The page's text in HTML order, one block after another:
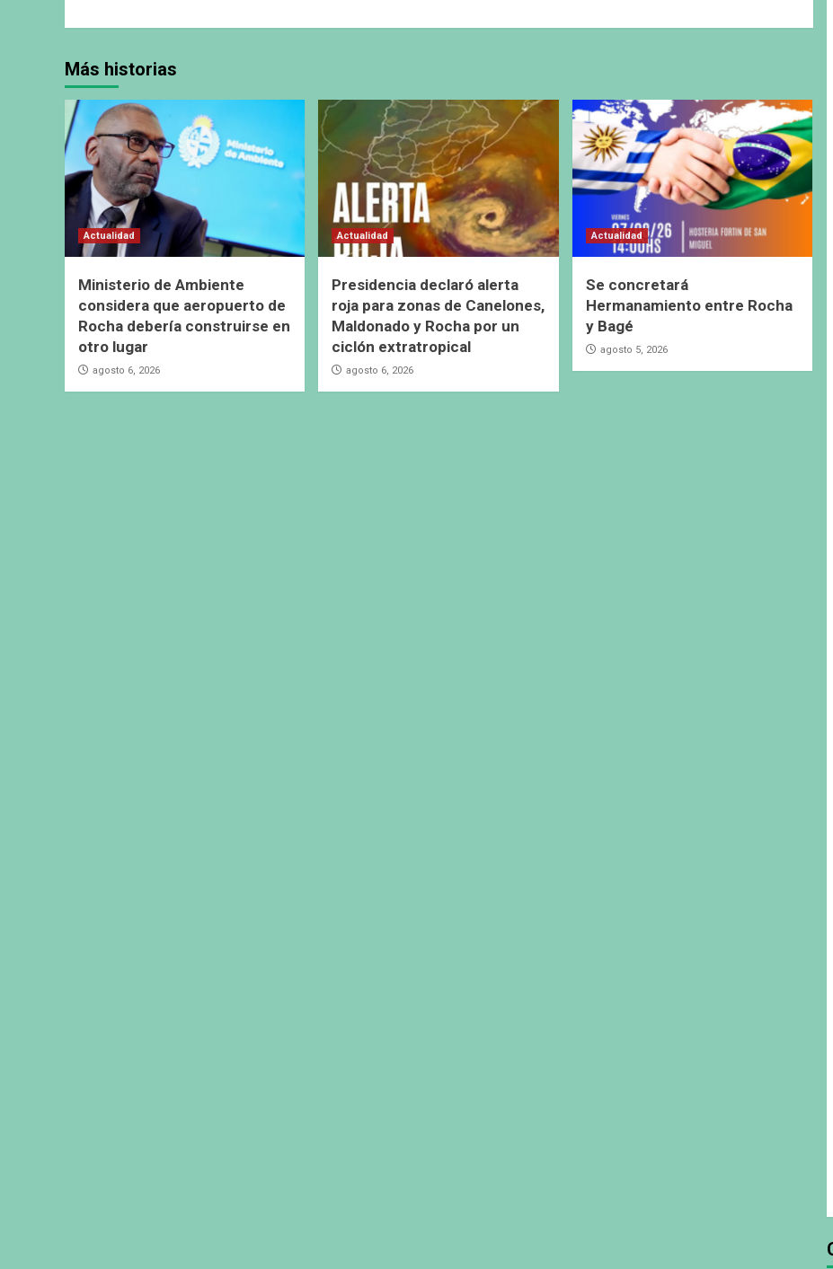
Más historias
Actualidad
Ministerio de Ambiente
considera que aeropuerto de
Rocha debería construirse en
otro lugar
agosto 6, 2026
Actualidad
Presidencia declaró alerta
roja para zonas de Canelones,
Maldonado y Rocha por un
ciclón extratropical
agosto 6, 2026
Actualidad
Se concretará
Hermanamiento entre Rocha
y Bagé
agosto 5, 2026